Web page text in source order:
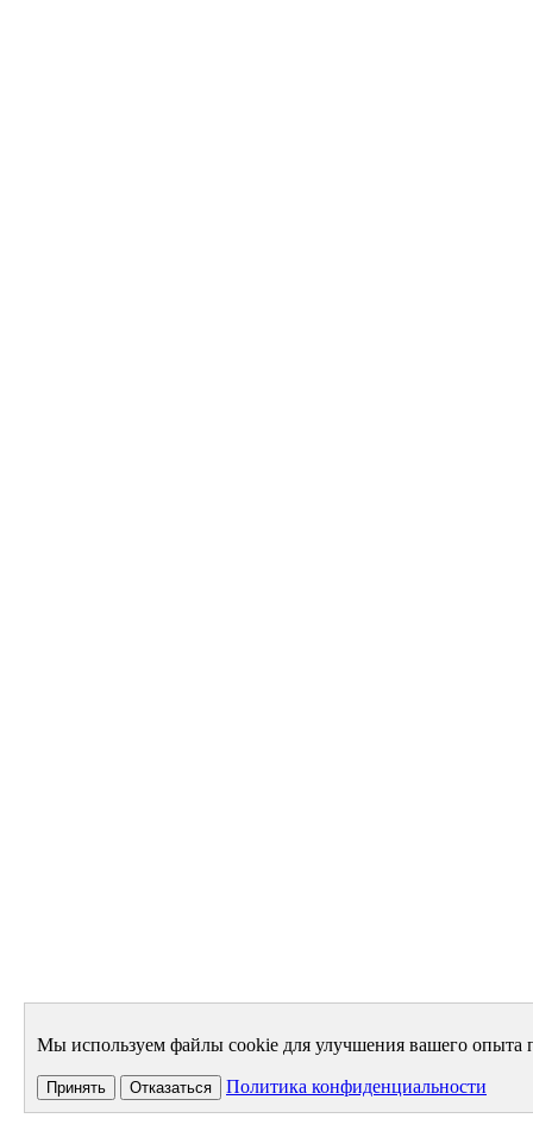
Мы используем файлы cookie для улучшения вашего опыта
Принять Отказаться Политика конфиденциальности